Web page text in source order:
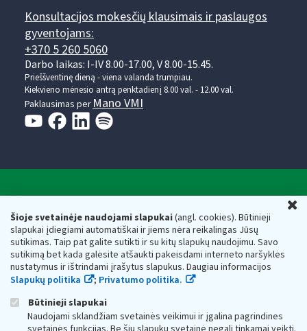
Šioje svetainėje naudojami slapukai(angl. cookies). Būtinieji
slapukai įdiegiami automatiškai ir jiems nėra reikalingas Jūsų
sutikimas. Taip pat galite sutikti ir su kitų slapukų naudojimu. Savo
sutikimą bet kada galėsite atšaukti pakeisdami interneto naršyklės
nustatymus ir ištrindami įrašytus slapukus. Daugiau informacijos
Slapukų politika
; Privatumo politika.
Būtinieji slapukai
Naudojami sklandžiam svetainės veikimui ir įgalina pagrindines
Konsultacijos mokesčių klausimais ir paslaugos
gyventojams:
+370 5 260 5060
Darbo laikas: I-IV 8.00-17.00, V 8.00-15.45.
Prieššventinę dieną - viena valanda trumpiau.
Kiekvieno mėnesio antrą penktadienį 8.00 val. - 12.00 val.
Paklausimas per Mano VMI
Respublikos finansų ministerijos
Biudžetinė įstaiga. Juridinio asmens kodas — 188659752,
adresas: Vasario 16-osios g. 14, 01107 Vilnius, Lietuva, el.paštas:
vmi@vmi.lt, E. pristatymo dėžutės adresas 188659752
Duomenys apie Valstybinę mokesčių inspekciją prie Lietuvos
Respublikos finansų ministerijos kaupiami ir saugomi Juridinių